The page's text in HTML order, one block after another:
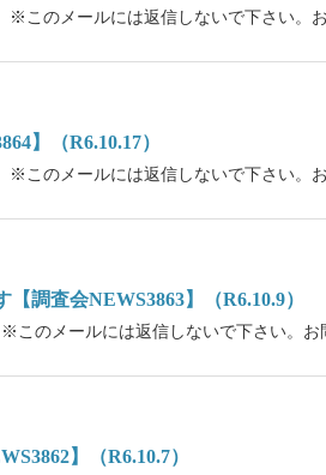
※このメールには返信しないで下さい。
】（R6.10.17）
※このメールには返信しないで下さい。
調査会NEWS3863】（R6.10.9）
※このメールには返信しないで下さい。
】（R6.10.7）